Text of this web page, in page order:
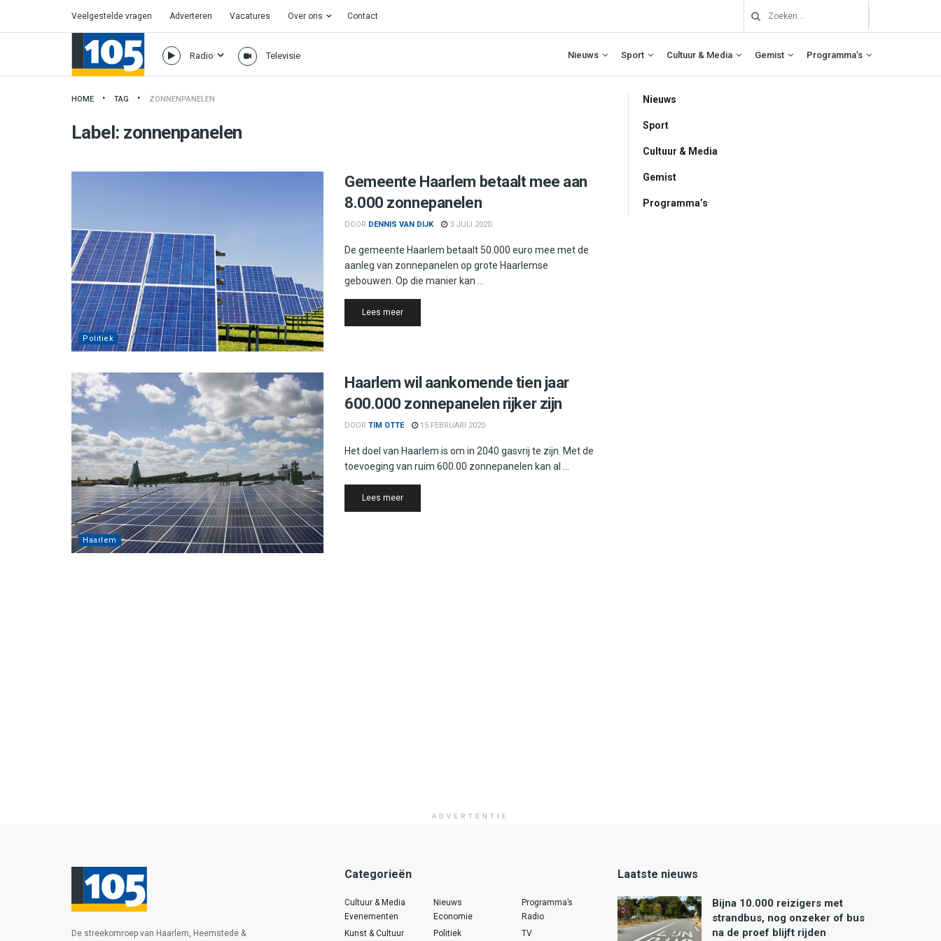
Veelgestelde vragen Adverteren Vacatures Over ons Contact
Radio Televisie Nieuws Sport Cultuur & Media Gemist Programma’s
HOME TAG ZONNENPANELEN
Label: zonnenpanelen
Politiek
Gemeente Haarlem betaalt mee aan
8.000 zonnepanelen
DOOR DENNIS VAN DIJK 3 JULI 2020
De gemeente Haarlem betaalt 50.000 euro mee met de
aanleg van zonnepanelen op grote Haarlemse
gebouwen. Op die manier kan ...
Lees meerDetails
Haarlem
Haarlem wil aankomende tien jaar
600.000 zonnepanelen rijker zijn
DOOR TIM OTTE 15 FEBRUARI 2020
Het doel van Haarlem is om in 2040 gasvrij te zijn. Met de
toevoeging van ruim 600.00 zonnepanelen kan al ...
Lees meerDetails
Nieuws
Sport
Cultuur & Media
Gemist
Programma’s
ADVERTENTIE
De streekomroep van Haarlem, Heemstede &
Categorieën
Cultuur & Media
Evenementen
Kunst & Cultuur
Nieuws
Economie
Politiek
Programma’s
Radio
TV
Laatste nieuws
Bijna 10.000 reizigers met
strandbus, nog onzeker of bus
na de proef blijft rijden